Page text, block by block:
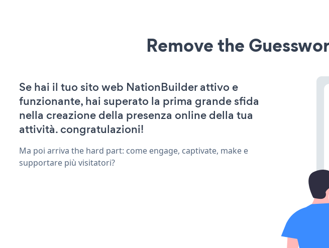
Remove the
Se hai il tuo sito web NationBuilder attivo e
funzionante, hai superato la prima grande sfida
nella creazione della presenza online della tua
attività. congratulazioni!
Ma poi arriva the hard part: come engage, captivate, make e
supportare più visitatori?